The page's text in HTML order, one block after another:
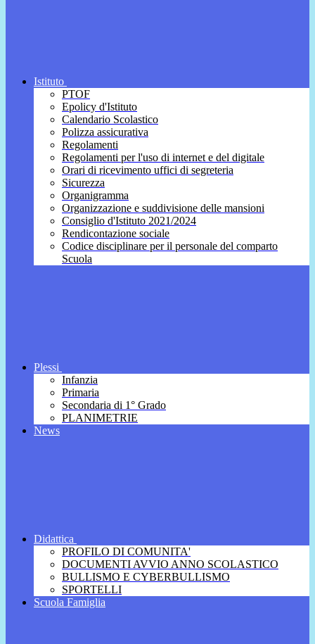
Istituto
PTOF
Epolicy d'Istituto
Calendario Scolastico
Polizza assicurativa
Regolamenti
Regolamenti per l'uso di internet e del digitale
Orari di ricevimento uffici di segreteria
Sicurezza
Organigramma
Organizzazione e suddivisione delle mansioni
Consiglio d'Istituto 2021/2024
Rendicontazione sociale
Codice disciplinare per il personale del comparto
Scuola
Plessi
Infanzia
Primaria
Secondaria di 1° Grado
PLANIMETRIE
News
Didattica
PROFILO DI COMUNITA'
DOCUMENTI AVVIO ANNO SCOLASTICO
BULLISMO E CYBERBULLISMO
SPORTELLI
Scuola Famiglia